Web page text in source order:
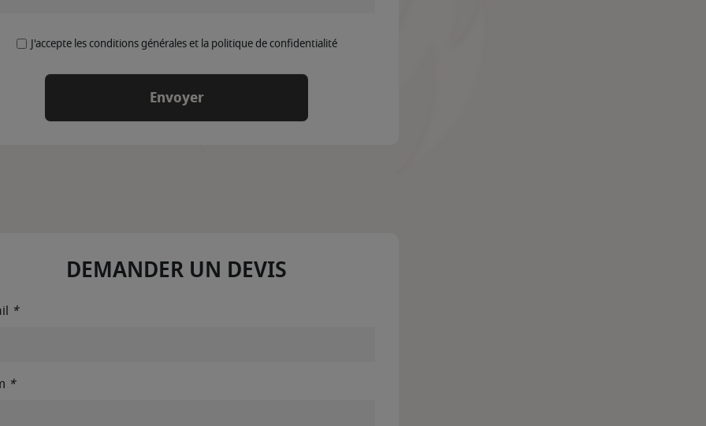
J'accepte les conditions générales et la politique de confidentialité
DEMANDER UN DEVIS
*
*